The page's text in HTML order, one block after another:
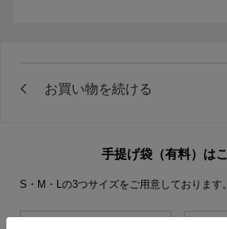
手提げ袋（有料）は
S・M・Lの3つサイズをご用意しております。